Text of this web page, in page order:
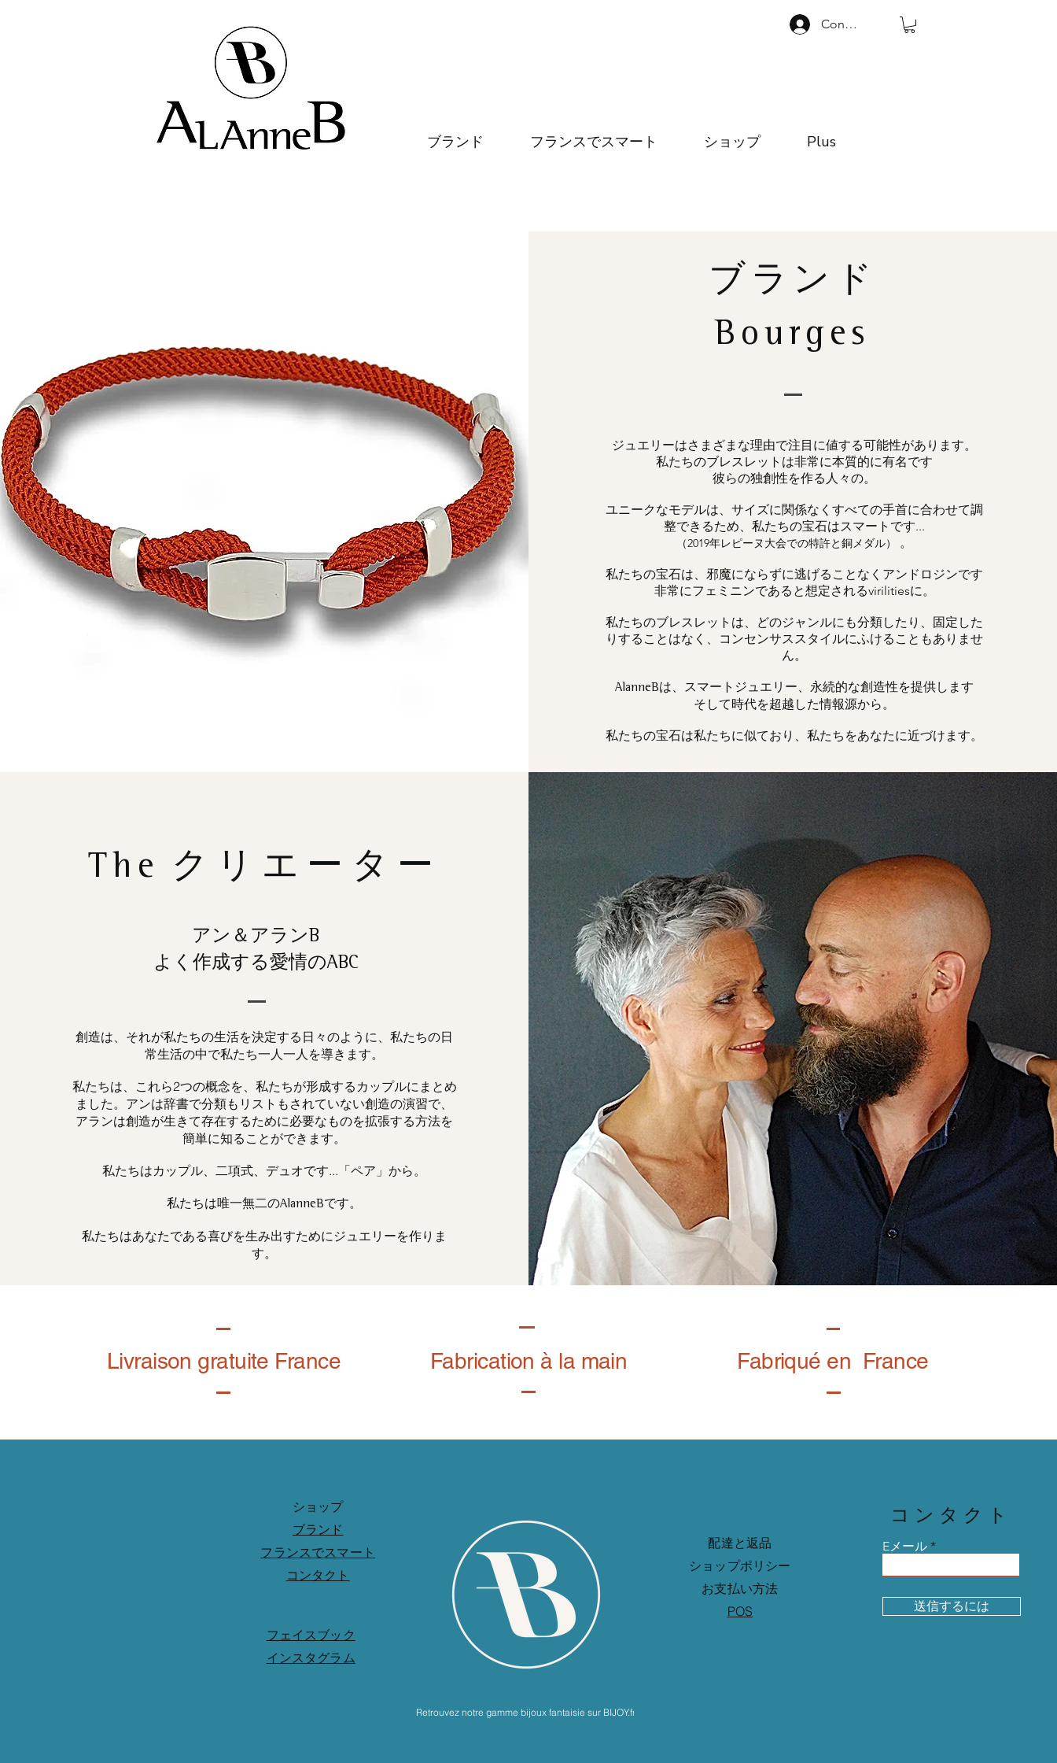
Connexion
ブランド フランスでスマート ショップ Plus
ブランド
Bourges
ジュエリーはさまざまな理由で注目に値する可能性があります。
私たちのブレスレットは非常に本質的に有名です
彼らの独創性を作る人々の。
ユニークなモデルは、サイズに関係なくすべての手首に合わせて調
整できるため、私たちの宝石はスマートです...
（2019年レピーヌ大会での特許と銅メダル） 。
私たちの宝石は、邪魔にならずに逃げることなくアンドロジンです
非常にフェミニンであると想定されるvirilitiesに。
私たちのブレスレットは、どのジャンルにも分類したり、固定した
りすることはなく、コンセンサススタイルにふけることもありませ
ん。
AlanneBは、スマートジュエリー、永続的な創造性を提供します
そして時代を超越した情報源から。
私たちの宝石は私たちに似ており、私たちをあなたに近づけます。
The クリエーター
アン＆アランB
よく作成する愛情のABC
創造は、それが私たちの生活を決定する日々のように、私たちの日
常生活の中で私たち一人一人を導きます。
私たちは、これら2つの概念を、私たちが形成するカップルにまとめ
ました。アンは辞書で分類もリストもされていない創造の演習で、
アランは創造が生きて存在するために必要なものを拡張する方法を
簡単に知ることができます。
私たちはカップル、二項式、デュオです...「ペア」から。
私たちは唯一無二のAlanneBです。
私たちはあなたである喜びを生み出すためにジュエリーを作りま
す。
Livraison gratuite France Fabrication à la main Fabriqué en France
ショップ
ブランド
フランスでスマート
コンタクト
フェイスブック
インスタグラム
Retrouvez notre gamme bijoux fantaisie sur BIJOY.fr
配達と返品
ショップポリシー
お支払い方法
POS
コンタクト
Eメール
送信するには